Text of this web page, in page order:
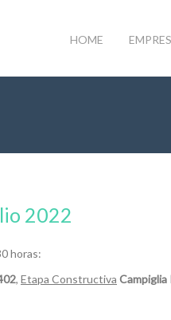
HOME
2022
horas:
, Etapa Constructiva Campiglia